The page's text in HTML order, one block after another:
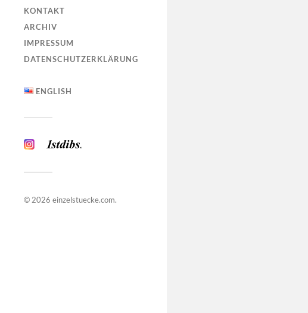
KONTAKT
ARCHIV
IMPRESSUM
DATENSCHUTZERKLÄRUNG
ENGLISH
© 2026 einzelstuecke.com.